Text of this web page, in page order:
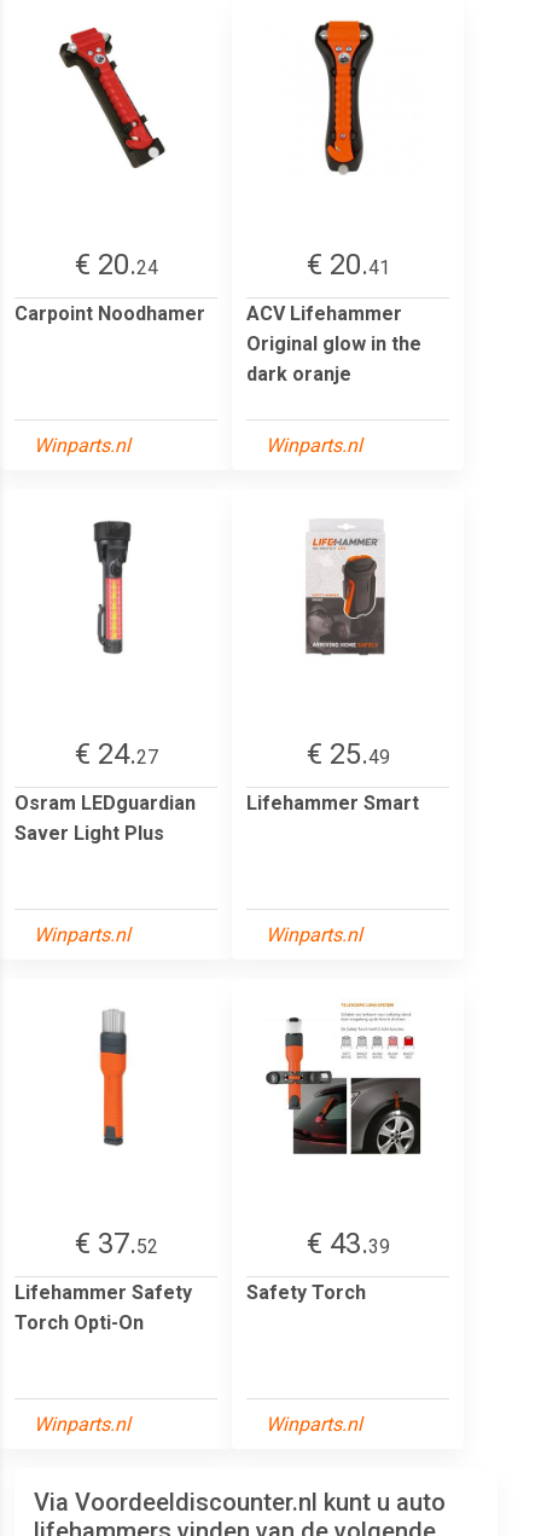
€ 20.24
Carpoint Noodhamer
Winparts.nl
€ 20.41
ACV Lifehammer
Original glow in the
dark oranje
Winparts.nl
€ 24.27
Osram LEDguardian
Saver Light Plus
Winparts.nl
€ 25.49
Lifehammer Smart
Winparts.nl
€ 37.52
Lifehammer Safety
Torch Opti-On
Winparts.nl
€ 43.39
Safety Torch
Winparts.nl
Via Voordeeldiscounter.nl kunt u auto